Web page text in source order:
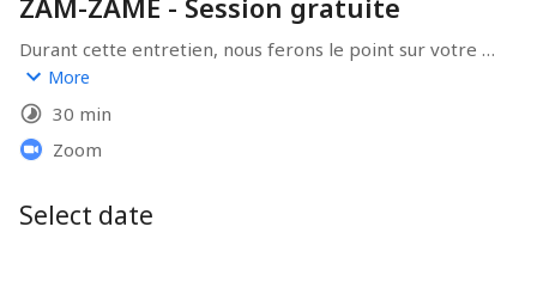
ZAM-ZÂME - Session gratuite
Durant cette entretien, nous ferons le point sur votre
situation, vos objectifs et vos attentes. Je vous
proposerai le meilleur pour vous.
More
30 min
Zoom
Select date